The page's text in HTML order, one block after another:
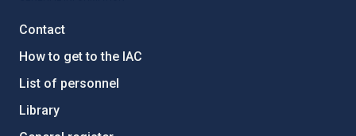
Contact
How to get to the IAC
List of personnel
Library